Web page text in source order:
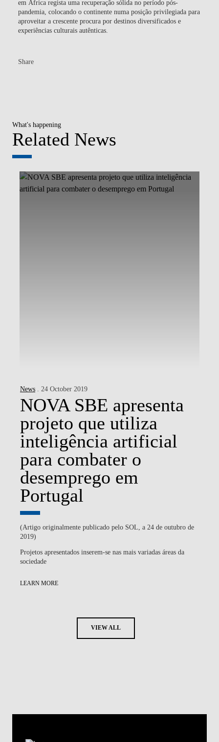
em África regista uma recuperação sólida no período pós-
pandemia, colocando o continente numa posição privilegiada para
aproveitar a crescente procura por destinos diversificados e
experiências culturais autênticas.
Share
What's happening
Related News
News . 24 October 2019
NOVA SBE apresenta
projeto que utiliza
inteligência artificial
para combater o
desemprego em
Portugal
(Artigo originalmente publicado pelo SOL, a 24 de outubro de
2019)
Projetos apresentados inserem-se nas mais variadas áreas da
sociedade
LEARN MORE
VIEW ALL